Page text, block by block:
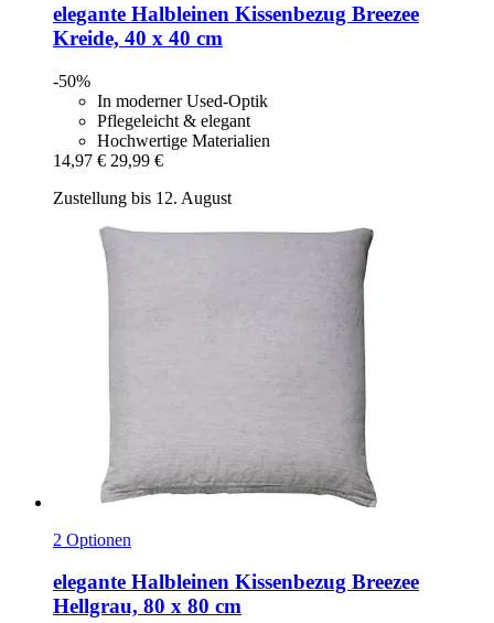
elegante Halbleinen Kissenbezug Breezee
Kreide, 40 x 40 cm
-50%
In moderner Used-Optik
Pflegeleicht & elegant
Hochwertige Materialien
14,97 € 29,99 €
Zustellung bis 12. August
2 Optionen
elegante Halbleinen Kissenbezug Breezee
Hellgrau, 80 x 80 cm